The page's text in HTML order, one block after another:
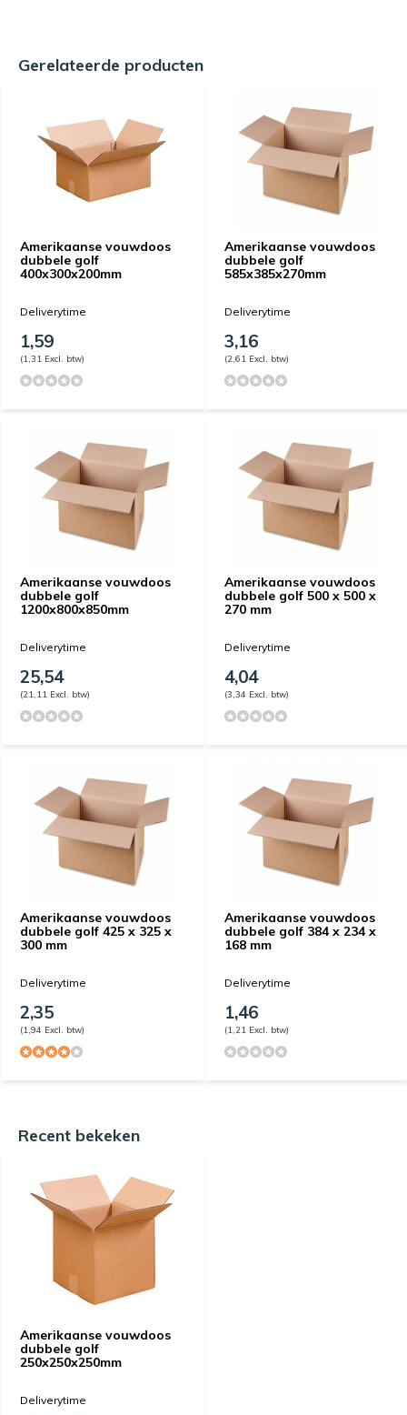
Gerelateerde producten
Amerikaanse vouwdoos
dubbele golf
400x300x200mm
Deliverytime
1,59
(1,31 Excl. btw)
Amerikaanse vouwdoos
dubbele golf
585x385x270mm
Deliverytime
3,16
(2,61 Excl. btw)
Amerikaanse vouwdoos
dubbele golf
1200x800x850mm
Deliverytime
25,54
(21,11 Excl. btw)
Amerikaanse vouwdoos
dubbele golf 500 x 500 x
270 mm
Deliverytime
4,04
(3,34 Excl. btw)
Amerikaanse vouwdoos
dubbele golf 425 x 325 x
300 mm
Deliverytime
2,35
(1,94 Excl. btw)
Amerikaanse vouwdoos
dubbele golf 384 x 234 x
168 mm
Deliverytime
1,46
(1,21 Excl. btw)
Recent bekeken
Amerikaanse vouwdoos
dubbele golf
250x250x250mm
Deliverytime